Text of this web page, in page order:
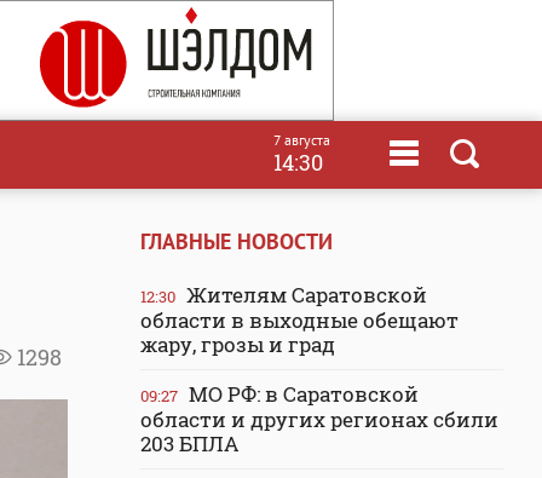
7 августа
14:30
1298
ГЛАВНЫЕ НОВОСТИ
12:30 Жителям Саратовской
области в выходные обещают
жару, грозы и град
09:27 МО РФ: в Саратовской
области и других регионах сбили
203 БПЛА